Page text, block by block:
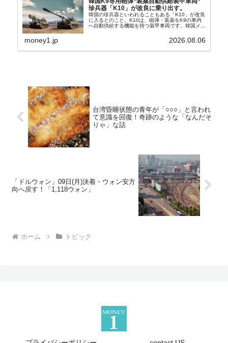
珍兵器「K10」が改良に乗り出す。
韓国の珍兵器といわれることもある「K10」が改良
に入るとのこと。K10は、砲弾・装薬をK9の車内
へ自動供給する機能を持つ装甲車両です。韓国メデ
から以下に一部を引きます。2005年に初めて...
money1.jp 2026.08.06
台湾昏睡状態の青年が「○○○」と言われ
て意識を回復！奇跡のような「なんだそ
りゃ」な話
「ドルウォン」09日(月)決着・ウォン安方
向へ戻す！「1,118ウォン」
ホーム トピック